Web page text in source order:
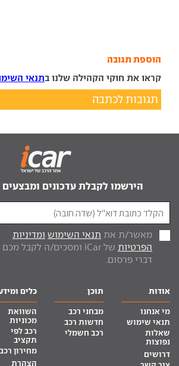
הוספת תגובה
קראו את חוקי הקהילה שלנו בתנאי
תגובות לכתבה
הירשמו לקבלת עדכונים
מאשר/ת את תנאי השימוש ומדיניות
הפרטיות
של iCar ומסכים/ה לקבל מכם
דברי פרסום.
אודות
מי אנחנו
תנאי שימוש
שאלות
נפוצות
דרושים
תוכן
מבחני רכב
חדשות רכב
רכב חשמלי
כלים
השוואת
מכוניות
רכב לפי
תקציב
מחירון רכב
הצהרת